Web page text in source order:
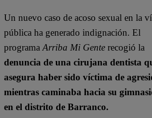
Un nuevo caso de acoso sexual en la
pública ha generado indignación. El
programa Arriba Mi Gente recogió la
denuncia de una cirujana dentista
asegura haber sido víctima de
mientras caminaba hacia su
en el distrito de Barranco.